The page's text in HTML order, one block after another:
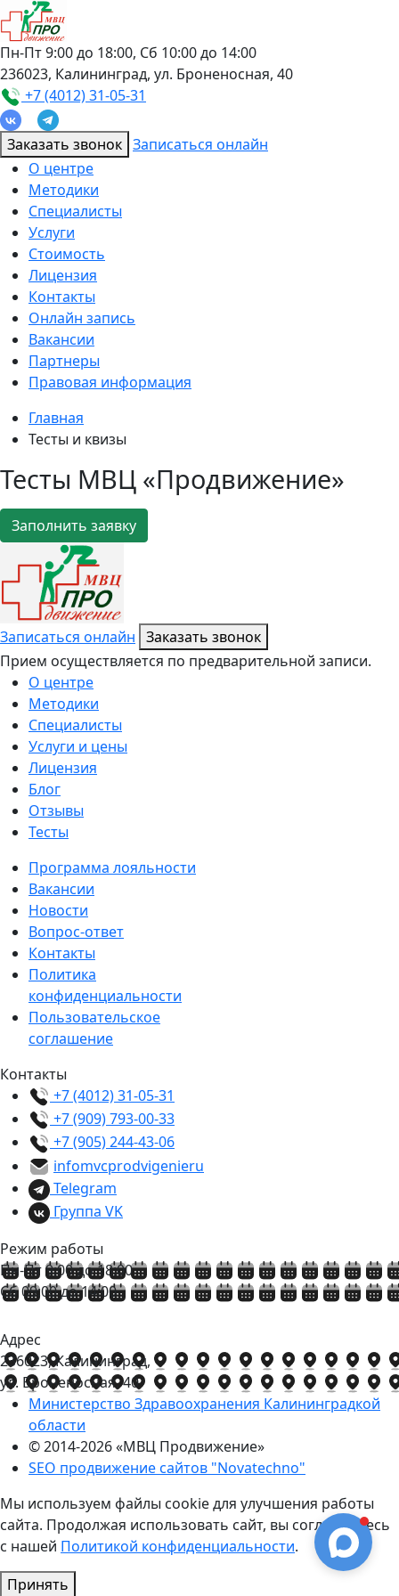
Пн-Пт 9:00 до 18:00, Сб 10:00 до 14:00
236023, Калининград, ул. Броненосная, 40
+7 (4012) 31-05-31
Заказать звонок Записаться онлайн
О центре
Методики
Специалисты
Услуги
Стоимость
Лицензия
Контакты
Онлайн запись
Вакансии
Партнеры
Правовая информация
Главная
Тесты и квизы
Тесты МВЦ «Продвижение»
Заполнить заявку
Записаться онлайн Заказать звонок
Прием осуществляется по предварительной записи.
О центре
Методики
Специалисты
Услуги и цены
Лицензия
Блог
Отзывы
Тесты
Программа лояльности
Вакансии
Новости
Вопрос-ответ
Контакты
Политика
конфиденциальности
Пользовательское
соглашение
Контакты
+7 (4012) 31-05-31
+7 (909) 793-00-33
+7 (905) 244-43-06
infomvcprodvigenieru
Telegram
Группа VK
Режим работы
Пн-Пт 9:00 до 18:00
Сб 09:00 до 14:00
Адрес
236023, Калининград,
ул. Броненосная, 40
Министерство Здравоохранения Калининградкой
области
© 2014-2026«МВЦ Продвижение»
SEO продвижение сайтов "Novatechno"
Мы используем файлы cookie для улучшения работы
сайта. Продолжая использовать сайт, вы соглашаетесь
с нашей Политикой конфиденциальности.
Принять